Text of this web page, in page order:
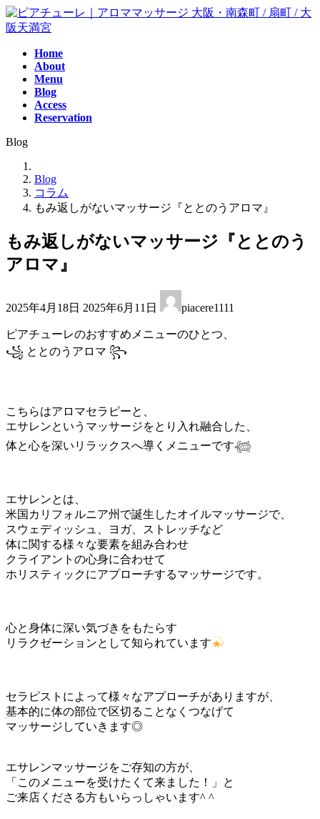
コ
ン
プ
ナ
ビ
動
Home
About
Menu
Blog
Access
Reservation
Blog
Blog
コラム
もみ返しがないマッサージ『ととのうアロマ』
もみ返しがないマッサージ『ととのう
アロマ』
2025年4月18日 終
新
日
2025年6月11日 piacere1111
ピアチューレのおすすめメニューのひとつ、
꧁ ととのうアロマ ꧂
こちらはアロマセラピーと、
エサレンというマッサージをとり入れ融合した、
体と心を深いリラックスへ導くメニューです𓆉
エサレンとは、
米国カリフォルニア州で誕生したオイルマッサージで、
スウェディッシュ、ヨガ、ストレッチなど
体に関する様々な要素を組み合わせ
クライアントの心身に合わせて
ホリスティックにアプローチするマッサージです。
心と身体に深い気づきをもたらす
リラクゼーションとして知られています
セラピストによって様々なアプローチがありますが、
基本的に体の部位で区切ることなくつなげて
マッサージしていきます◎
エサレンマッサージをご存知の方が、
「このメニューを受けたくて来ました！」と
ご来店くださる方もいらっしゃいます^ ^